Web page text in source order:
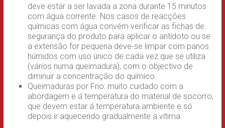
deve estar a ser lavada a zona durante 15 minutos
com água corrente. Nos casos de reacções
químicas com água convém verificar as fichas de
segurança do produto para aplicar o antídoto ou se
a extensão for pequena deve-se limpar com panos
húmidos com uso único de cada vez que se utiliza
(vários numa queimadura), com o objectivo de
diminuir a concentração do químico.
Queimaduras por Frio: muito cuidado com a
abordagem e á temperatura do material de socorro,
que devem estar á temperatura ambiente e só
depois ir aquecendo gradualmente a vítima.